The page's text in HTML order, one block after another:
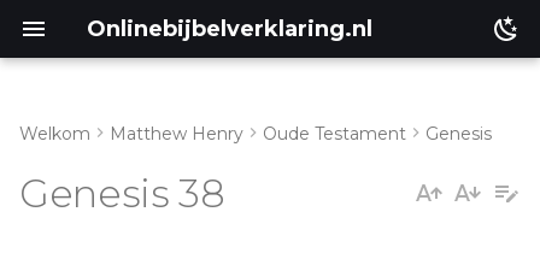
Onlinebijbelverklaring.nl
Welkom Matthew Henry Oude Testament Genesis
Genesis 38